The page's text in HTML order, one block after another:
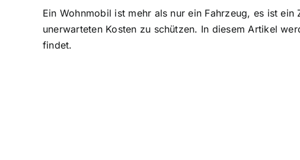
Ein Wohnmobil ist mehr als nur ein Fahrzeug, es ist
unerwarteten Kosten zu schützen. In diesem Artikel
findet.